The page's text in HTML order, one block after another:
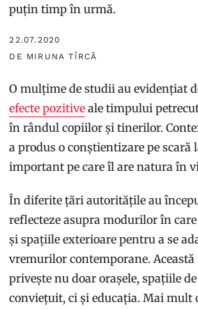
puțin timp în urmă.
22.07.2020
DE MIRUNA TÎRCĂ
O mulțime de studii au evidențiat
efecte pozitive ale timpului
în rândul copiilor și tinerilor.
a produs o conștientizare pe scară
important pe care îl are natura în
În diferite țări autoritățile au
reflecteze asupra modurilor în
și spațiile exterioare pentru a se
vremurilor contemporane.
privește nu doar orașele, spațiile
conviețuit, ci și educația. Mai mult